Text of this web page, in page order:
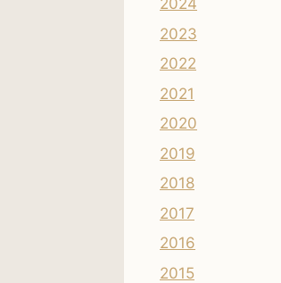
2024
2023
2022
2021
2020
2019
2018
2017
2016
2015